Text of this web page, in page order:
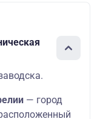
— город